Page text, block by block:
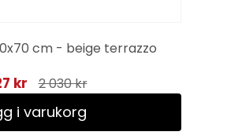
cm - beige terrazzo
kr 2 030 kr
i varukorg